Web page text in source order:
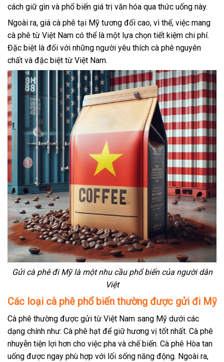
cách giữ gìn và phổ biến giá trị văn hóa qua thức uống này.
Ngoài ra, giá cà phê tại Mỹ tương đối cao, vì thế, việc mang
cà phê từ Việt Nam có thể là một lựa chọn tiết kiệm chi phí.
Đặc biệt là đối với những người yêu thích cà phê nguyên
chất và đặc biệt từ Việt Nam.
Gửi cà phê đi Mỹ là một nhu cầu phổ biến của người dân
Việt
Các loại cà phê phổ biến thường được gửi đi Mỹ
Cà phê thường được gửi từ Việt Nam sang Mỹ dưới các
dạng chính như: Cà phê hạt để giữ hương vị tốt nhất. Cà phê
nhuyễn tiện lợi hơn cho việc pha và chế biến. Cà phê Hòa tan
uống được ngay phù hợp với lối sống năng động. Ngoài ra,